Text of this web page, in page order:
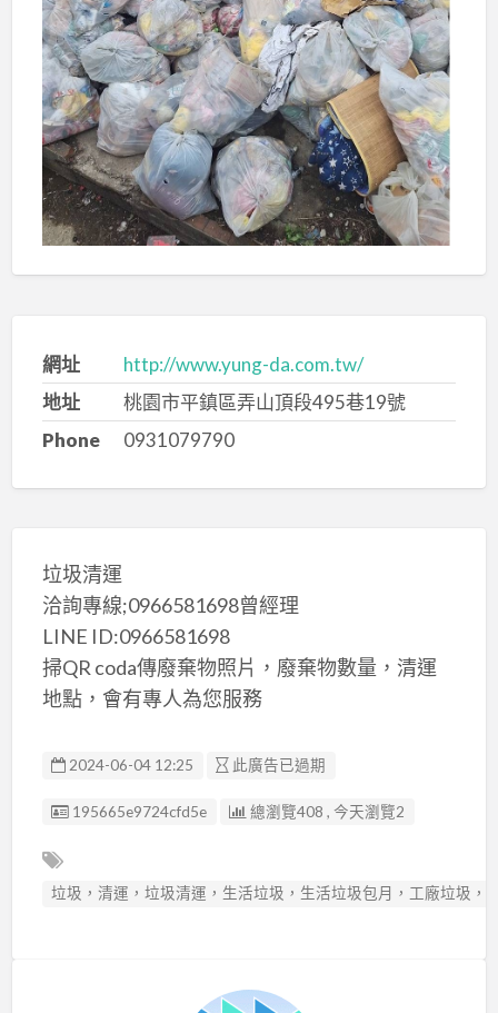
網址
http://www.yung-da.com.tw/
地址
桃園市平鎮區弄山頂段495巷19號
Phone
0931079790
垃圾清運
洽詢專線;0966581698曾經理
LINE ID:0966581698
掃QR coda傳廢棄物照片，廢棄物數量，清運
地點，會有專人為您服務
2024-06-04 12:25 此廣告已過期
廣告编號
195665e9724cfd5e 總瀏覽408 , 今天瀏覽2
垃圾，清運，垃圾清運，生活垃圾，生活垃圾包月，工廠垃圾，